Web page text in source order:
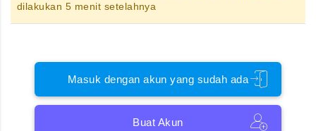
dilakukan 5 menit setelahnya
Masuk dengan akun yang sudah ada
Buat Akun